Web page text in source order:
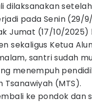
dilaksanakan
pada Senin (29/
Jumat (17/10/2025)
sekaligus Ketua
santri sudah
menempuh
(MTS).
ke pondok dan